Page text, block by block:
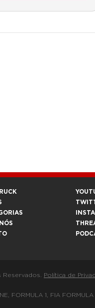
Reservados. Política de
1, FIA FORMULA